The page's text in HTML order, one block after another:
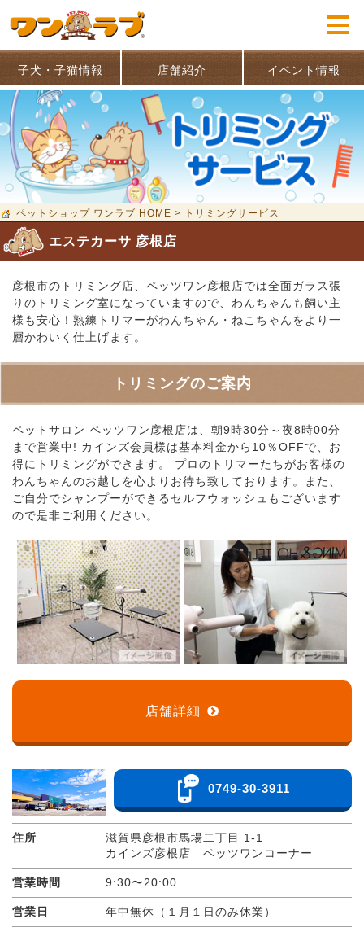
子犬・子猫情報 店舗紹介 イベント情報
ペットショップ ワンラブ HOME > トリミングサービス
エステカーサ 彦根店
彦根市のトリミング店、ペッツワン彦根店では全面ガラス張
りのトリミング室になっていますので、わんちゃんも飼い主
様も安心！熟練トリマーがわんちゃん・ねこちゃんをより一
層かわいく仕上げます。
トリミングのご案内
ペットサロン ペッツワン彦根店は、朝9時30分～夜8時00分
まで営業中! カインズ会員様は基本料金から10％OFFで、お
得にトリミングができます。 プロのトリマーたちがお客様の
わんちゃんのお越しを心よりお待ち致しております。また、
ご自分でシャンプーができるセルフウォッシュもございます
ので是非ご利用ください。
店舗詳細
0749-30-3911
住所
滋賀県彦根市馬場二丁目 1-1
カインズ彦根店 ペッツワンコーナー
営業時間 9:30〜20:00
営業日 年中無休（１月１日のみ休業）